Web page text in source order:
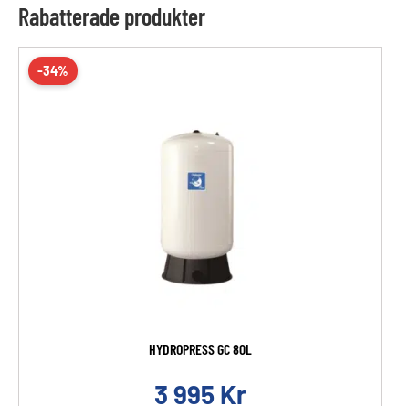
Rabatterade produkter
-34%
HYDROPRESS GC 80L
3 995 Kr